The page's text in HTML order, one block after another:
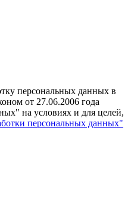
персональных данных в
от 27.06.2006 года
на условиях и для целей,
персональных данных"